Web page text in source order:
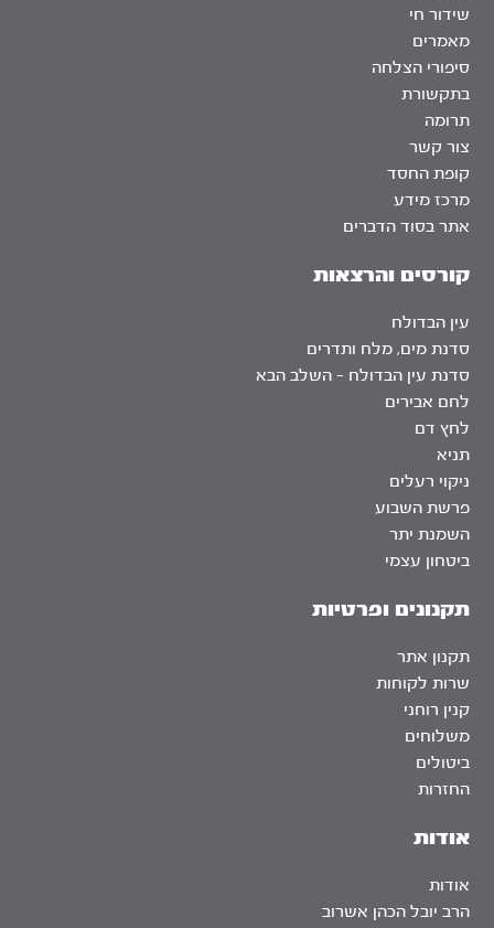
אודות
אודות
הרב יובל הכהן אשרוב
שידור חי
מאמרים
סיפורי הצלחה
בתקשורת
תרומה
צור קשר
קופת החסד
מרכז מידע
אתר בסוד הדברים
קורסים והרצאות
עין הבדולח
סדנת מים, מלח ותדרים
סדנת עין הבדולח – השלב הבא
לחם אבירים
לחץ דם
תניא
ניקוי רעלים
פרשת השבוע
השמנת יתר
ביטחון עצמי
תקנונים ופרטיות
תקנון אתר
שרות לקוחות
קנין רוחני
משלוחים
ביטולים
החזרות